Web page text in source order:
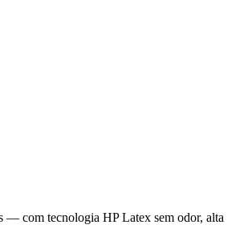
— com tecnologia HP Latex sem odor, alta